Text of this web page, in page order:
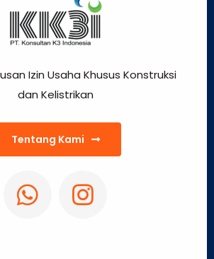
Izin Usaha Khusus Konstruksi
dan Kelistrikan
Tentang Kami